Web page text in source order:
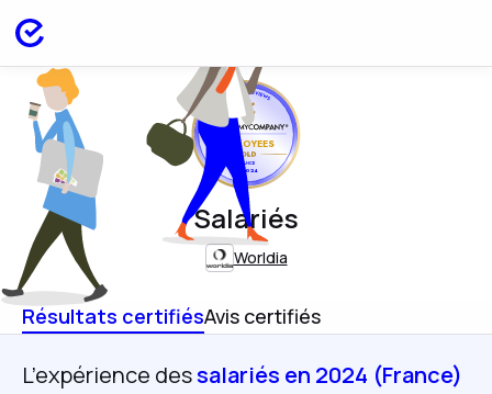
EMPLOYEES
FRANCE
JUN 2024
Salariés
Worldia
Résultats certifiésAvis certifiés
L’expérience dessalariés en 2024 (France)